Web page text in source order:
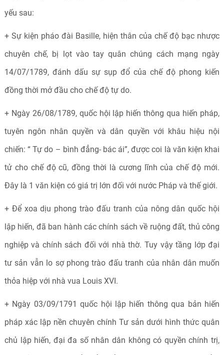
yếu sau:
+ Sự kiện pháo đài Basille, hiện thân của chế độ bạc nhược
chuyên chế, bị lọt vào tay quân chúng cách mạng ngày
14/07/1789, đánh dấu sự sụp đổ của chế độ phong kiến
đồng thời mở đầu cho chế độ tự do.
+ Ngày 26/08/1789, quốc hội lập hiến thông qua hiến pháp,
tuyên ngôn nhân quyền và dân quyền với khâu hiệu nội
chiến: “ Tự do – bình đẳng- bác ái”, được coi là văn kiện khai
tử cho chế độ cũ, đồng thời là cương lĩnh của chế độ mới.
Đây là 1 văn kiện có giá trị lớn đối với nước Pháp và thế giới.
+ Để xoa dịu phong trào đấu tranh của nông dân quốc hội
lập hiến, đã ban hành các chính sách về ruộng đất, thủ công
nghiệp và chính sách đối với nhà thờ. Tuy vậy tầng lớp đại
tư sản vẫn lo sợ phong trào đấu tranh của nhân dân muốn
thỏa hiệp với nhà vua Louis XVI.
+ Ngày 03/09/1791 quốc hội lập hiến thông qua bản hiến
pháp xác lập nền chuyên chính Tư sản dưới hình thức quân
chủ lập hiến, đại đa số nhân dân không có quyền chính trị,